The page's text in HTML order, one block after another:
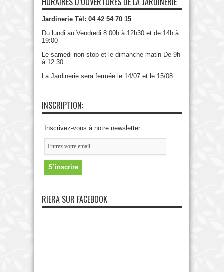
Jardinerie Tél: 04 42 54 70 15
Du lundi au Vendredi 8:00h à 12h30 et de 14h à
19:00
Le samedi non stop et le dimanche matin De 9h
à 12:30
La Jardinerie sera fermée le 14/07 et le 15/08
INSCRIPTION:
Inscrivez-vous à notre newsletter
RIERA SUR FACEBOOK